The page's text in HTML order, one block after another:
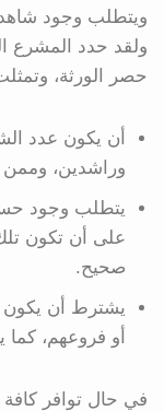
ويتطلب وجود
ولقد حدد
حصر الورثة،
أن يكون عدد
وراشدين، وممن
يتطلب وجود
على أن تكون
صحيح.
يشترط أن يكون
أو فروعهم، كما
في حال توافر كافة